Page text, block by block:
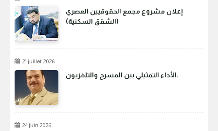
إعلان مشروع مجمع الحقوقيين العصري
(الشقق السكنية)
21 juillet 2026
الأداء التمثيلي بين المسرح والتلفزيون.
24 juin 2026